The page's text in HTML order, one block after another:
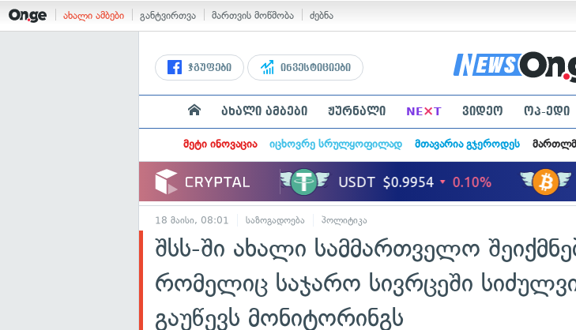
ახალი ამბები განტვირთვა მართვის მოწმობა ძებნა
ჯგუფები ინვესტიციები
ახალი ამბები ჟურნალი NE×T ვიდეო ოპ-ედი
მეტი ინოვაცია იცხოვრე სრულყოფილად მთავარია გჯეროდეს
18 მაისი, 08:01 საზოგადოება პოლიტიკა
შსს-ში ახალი სამმართველო
რომელიც საჯარო სივრცეში
გაუწევს მონიტორინგს